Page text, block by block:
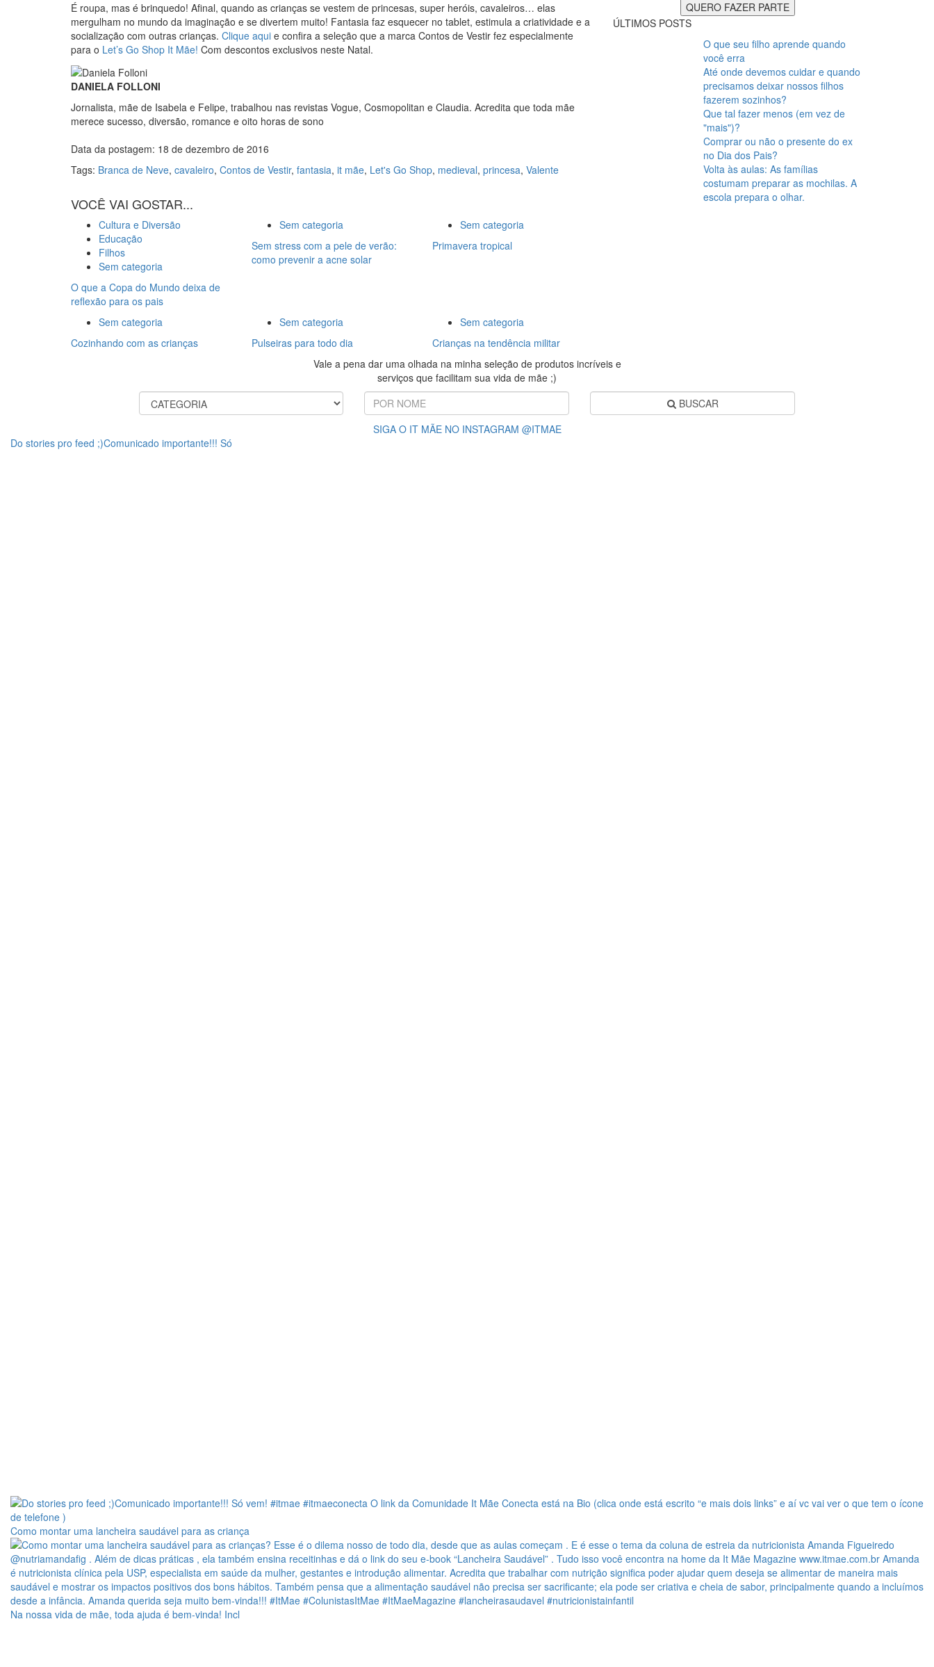
É roupa, mas é brinquedo! Afinal, quando as crianças se vestem de princesas, super heróis, cavaleiros… elas
mergulham no mundo da imaginação e se divertem muito! Fantasia faz esquecer no tablet, estimula a criatividade e a
socialização com outras crianças. Clique aqui e confira a seleção que a marca Contos de Vestir fez especialmente
para o Let’s Go Shop It Mãe! Com descontos exclusivos neste Natal.
DANIELA FOLLONI
Jornalista, mãe de Isabela e Felipe, trabalhou nas revistas Vogue, Cosmopolitan e Claudia. Acredita que toda mãe
merece sucesso, diversão, romance e oito horas de sono
Data da postagem: 18 de dezembro de 2016
Tags: Branca de Neve, cavaleiro, Contos de Vestir, fantasia, it mãe, Let's Go Shop, medieval, princesa, Valente
VOCÊ VAI GOSTAR...
Cultura e Diversão
Educação
Filhos
Sem categoria
O que a Copa do Mundo deixa de
reflexão para os pais
Sem categoria
Sem stress com a pele de verão:
como prevenir a acne solar
Sem categoria
Primavera tropical
Sem categoria
Cozinhando com as crianças
Sem categoria
Pulseiras para todo dia
Sem categoria
Crianças na tendência militar
ÚLTIMOS POSTS
O que seu filho aprende quando
você erra
Até onde devemos cuidar e quando
precisamos deixar nossos filhos
fazerem sozinhos?
Que tal fazer menos (em vez de
"mais")?
Comprar ou não o presente do ex
no Dia dos Pais?
Volta às aulas: As famílias
costumam preparar as mochilas. A
escola prepara o olhar.
Vale a pena dar uma olhada na minha seleção de produtos incríveis e
serviços que facilitam sua vida de mãe ;)
BUSCAR
SIGA O IT MÃE NO INSTAGRAM @ITMAE
Do stories pro feed ;)Comunicado importante!!! Só
Como montar uma lancheira saudável para as criança
Na nossa vida de mãe, toda ajuda é bem-vinda! Incl